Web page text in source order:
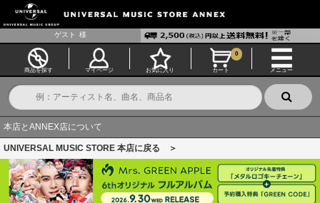
ゲスト 様
商品を探す マイページ お気に入り カート
0
メニュー
本店とANNEX店について
UNIVERSAL MUSIC STORE 本店に戻る ＞